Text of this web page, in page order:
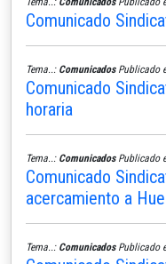
Comunicado
Tema..: ComunicadosPublicado
Comunicado
horaria
Tema..: ComunicadosPublicado
Comunicado
acercamiento a
Tema..: ComunicadosPublicado